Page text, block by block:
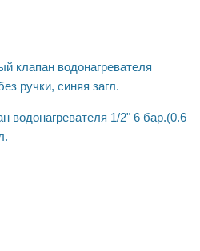
водонагревателя 1/2" 6 бар.(0.6